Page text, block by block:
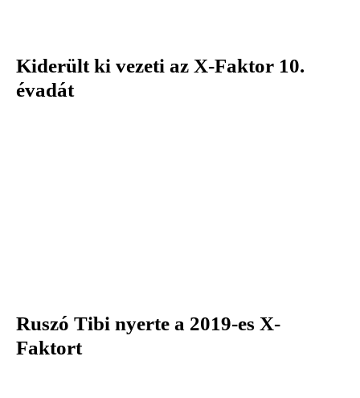
Kiderült ki vezeti az X-Faktor 10.
évadát
Ruszó Tibi nyerte a 2019-es X-
Faktort